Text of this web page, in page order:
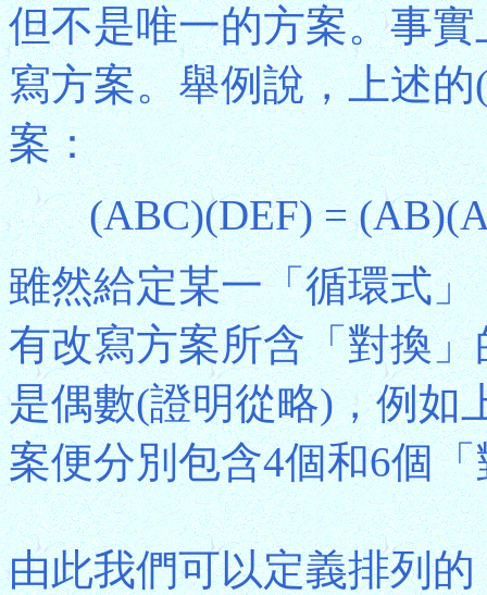
但不是唯一的方案。事
寫方案。舉例說，上述
案：
(ABC)(DEF) =
雖然給定某一「循環式
有改寫方案所含「對換
是偶數(證明從略)，例如
案便分別包含4個和6個
由此我們可以定義排列的